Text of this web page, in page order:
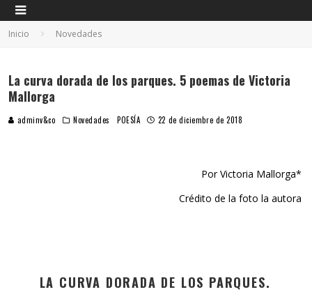
Inicio Novedades
La curva dorada de los parques. 5 poemas de Victoria
Mallorga
adminv&co Novedades POESÍA 22 de diciembre de 2018
Por Victoria Mallorga*
Crédito de la foto la autora
LA CURVA DORADA DE LOS PARQUES.